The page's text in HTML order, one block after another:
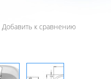
Добавить к сравнению